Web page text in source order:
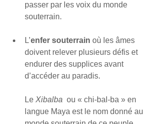
passer par les voix du monde
souterrain.
L’enfer souterrain où les âmes
doivent relever plusieurs défis et
endurer des supplices avant
d’accéder au paradis.
Le Xibalba
  ou « chi-bal-ba » en
langue Maya est le nom donné au